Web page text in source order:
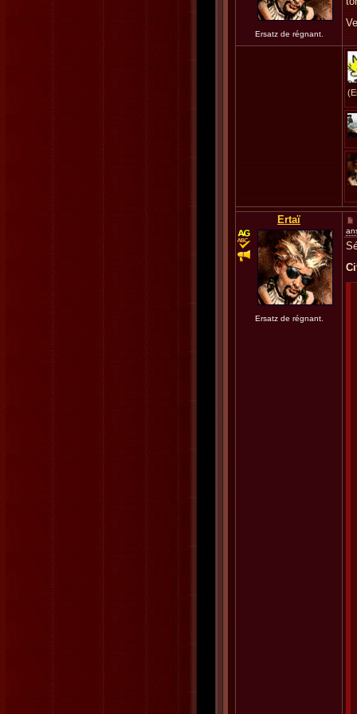
Ersatz de régnant.
Ertaï
Ersatz de régnant.